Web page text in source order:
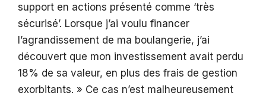
support en actions présenté comme ‘très
sécurisé’. Lorsque j’ai voulu financer
l’agrandissement de ma boulangerie, j’ai
découvert que mon investissement avait perdu
18% de sa valeur, en plus des frais de gestion
exorbitants. » Ce cas n’est malheureusement